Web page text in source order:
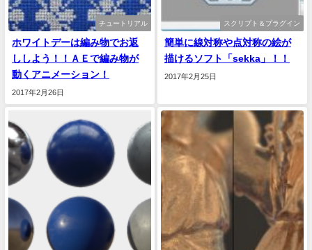
チュートリアル
ホワイトデーは編み物でお返
ししよう！！ＡＥで編み物が
動くアニメーション！
2017年2月26日
スクリプト＆プラグイン
簡単に線対称や点対称の絵が
描けるソフト「sekka」！！
2017年2月25日